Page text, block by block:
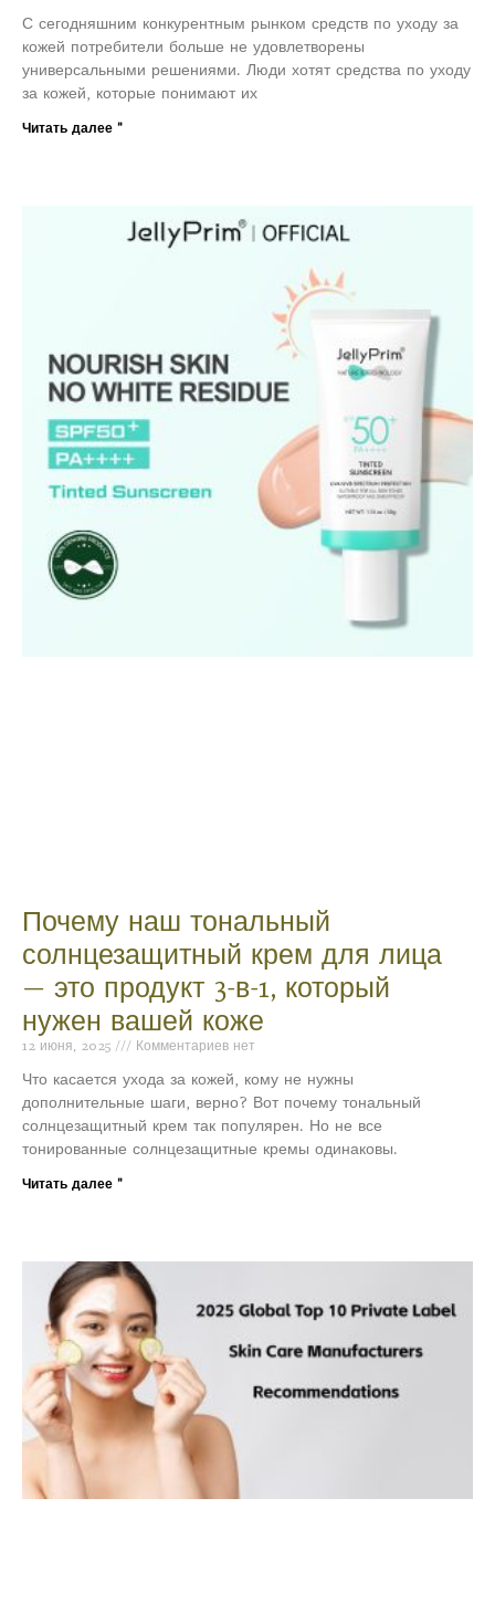
С сегодняшним конкурентным рынком средств по уходу за
кожей потребители больше не удовлетворены
универсальными решениями. Люди хотят средства по уходу
за кожей, которые понимают их
Читать далее "
Почему наш тональный
солнцезащитный крем для лица
— это продукт 3-в-1, который
нужен вашей коже
12 июня, 2025 Комментариев нет
Что касается ухода за кожей, кому не нужны
дополнительные шаги, верно? Вот почему тональный
солнцезащитный крем так популярен. Но не все
тонированные солнцезащитные кремы одинаковы.
Читать далее "